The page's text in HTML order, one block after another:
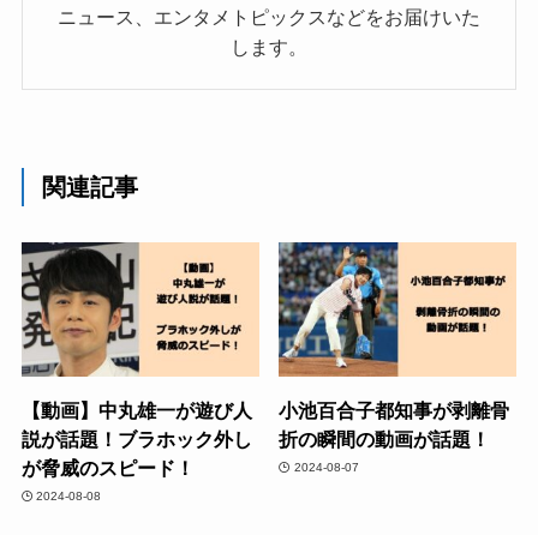
ニュース、エンタメトピックスなどをお届けいた
します。
関連記事
【動画】中丸雄一が遊び人
説が話題！ブラホック外し
が脅威のスピード！
2024-08-08
小池百合子都知事が剥離骨
折の瞬間の動画が話題！
2024-08-07